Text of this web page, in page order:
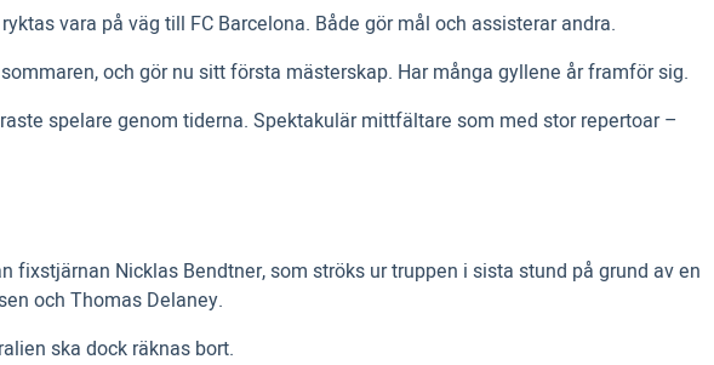
vara på väg till FC Barcelona. Både gör mål och assisterar andra.
och gör nu sitt första mästerskap. Har många gyllene år framför sig.
spelare genom tiderna. Spektakulär mittfältare som med stor repertoar –
Nicklas Bendtner, som ströks ur truppen i sista stund på grund av en
och Thomas Delaney.
ska dock räknas bort.